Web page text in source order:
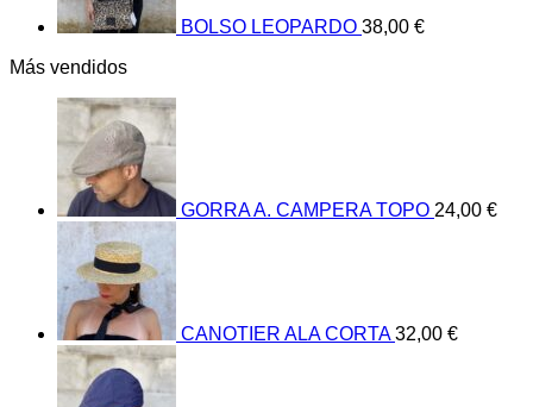
BOLSO LEOPARDO 38,00 €
Más vendidos
GORRA A. CAMPERA TOPO 24,00 €
CANOTIER ALA CORTA 32,00 €